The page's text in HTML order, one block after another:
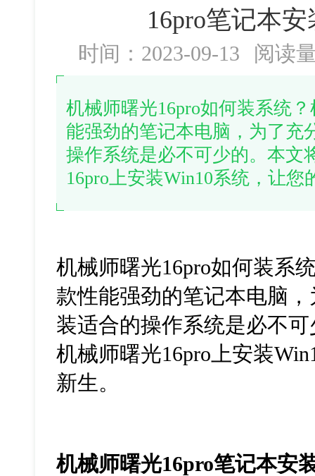
16pro笔记本
时间：2023-09-13 阅读
机械师曙光16pro如何装系统
能强劲的笔记本电脑，为了充
操作系统是必不可少的。本文
16pro上安装Win10系统，让您
机械师曙光16pro如何装系
款性能强劲的笔记本电脑
装适合的操作系统是必不
机械师曙光16pro上安装
新生。
机械师曙光16pro笔记本安